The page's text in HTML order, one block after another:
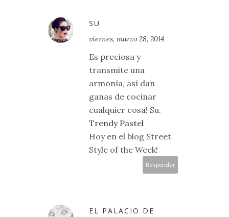
SU
viernes, marzo 28, 2014
Es preciosa y
transmite una
armonía, así dan
ganas de cocinar
cualquier cosa! Su.
Trendy Pastel
Hoy en el blog Street
Style of the Week!
Responder
EL PALACIO DE